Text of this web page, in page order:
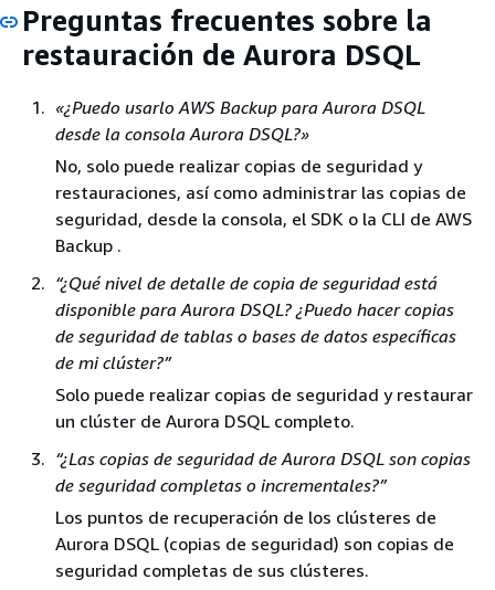
Preguntas frecuentes sobre la
restauración de Aurora DSQL
«¿Puedo usarlo AWS Backup para Aurora DSQL
desde la consola Aurora DSQL?»
No, solo puede realizar copias de seguridad y
restauraciones, así como administrar las copias de
seguridad, desde la consola, el SDK o la CLI de AWS
Backup .
“¿Qué nivel de detalle de copia de seguridad está
disponible para Aurora DSQL? ¿Puedo hacer copias
de seguridad de tablas o bases de datos específicas
de mi clúster?”
Solo puede realizar copias de seguridad y restaurar
un clúster de Aurora DSQL completo.
“¿Las copias de seguridad de Aurora DSQL son copias
de seguridad completas o incrementales?”
Los puntos de recuperación de los clústeres de
Aurora DSQL (copias de seguridad) son copias de
seguridad completas de sus clústeres.